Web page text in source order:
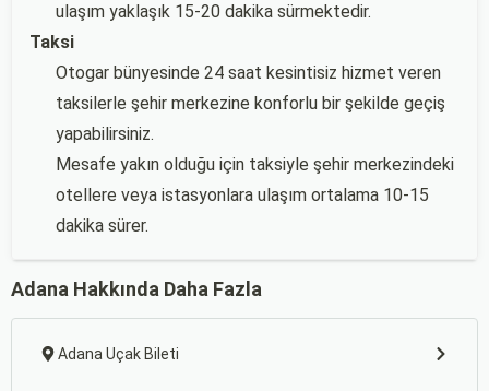
ulaşım yaklaşık 15-20 dakika sürmektedir.
Taksi
Otogar bünyesinde 24 saat kesintisiz hizmet veren
taksilerle şehir merkezine konforlu bir şekilde geçiş
yapabilirsiniz.
Mesafe yakın olduğu için taksiyle şehir merkezindeki
otellere veya istasyonlara ulaşım ortalama 10-15
dakika sürer.
Adana Hakkında Daha Fazla
Adana Uçak Bileti